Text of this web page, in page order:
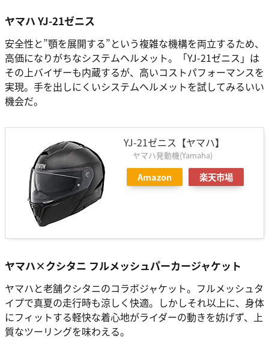
ヤマハ YJ-21ゼニス
安全性と”顎を展開する”という複雑な機構を両立するため、
高価になりがちなシステムヘルメット。「YJ-21ゼニス」は
その上バイザーも内蔵するが、高いコストパフォーマンスを
実現。手を出しにくいシステムヘルメットを試してみるいい
機会だ。
YJ-21ゼニス【ヤマハ】
ヤマハ発動機(Yamaha)
Amazon 楽天市場
ヤマハ×クシタニ フルメッシュパーカージャケット
ヤマハと老舗クシタニのコラボジャケット。フルメッシュタ
イプで真夏の走行時も涼しく快適。しかしそれ以上に、身体
にフィットする軽快な着心地がライダーの動きを妨げず、上
質なツーリングを味わえる。